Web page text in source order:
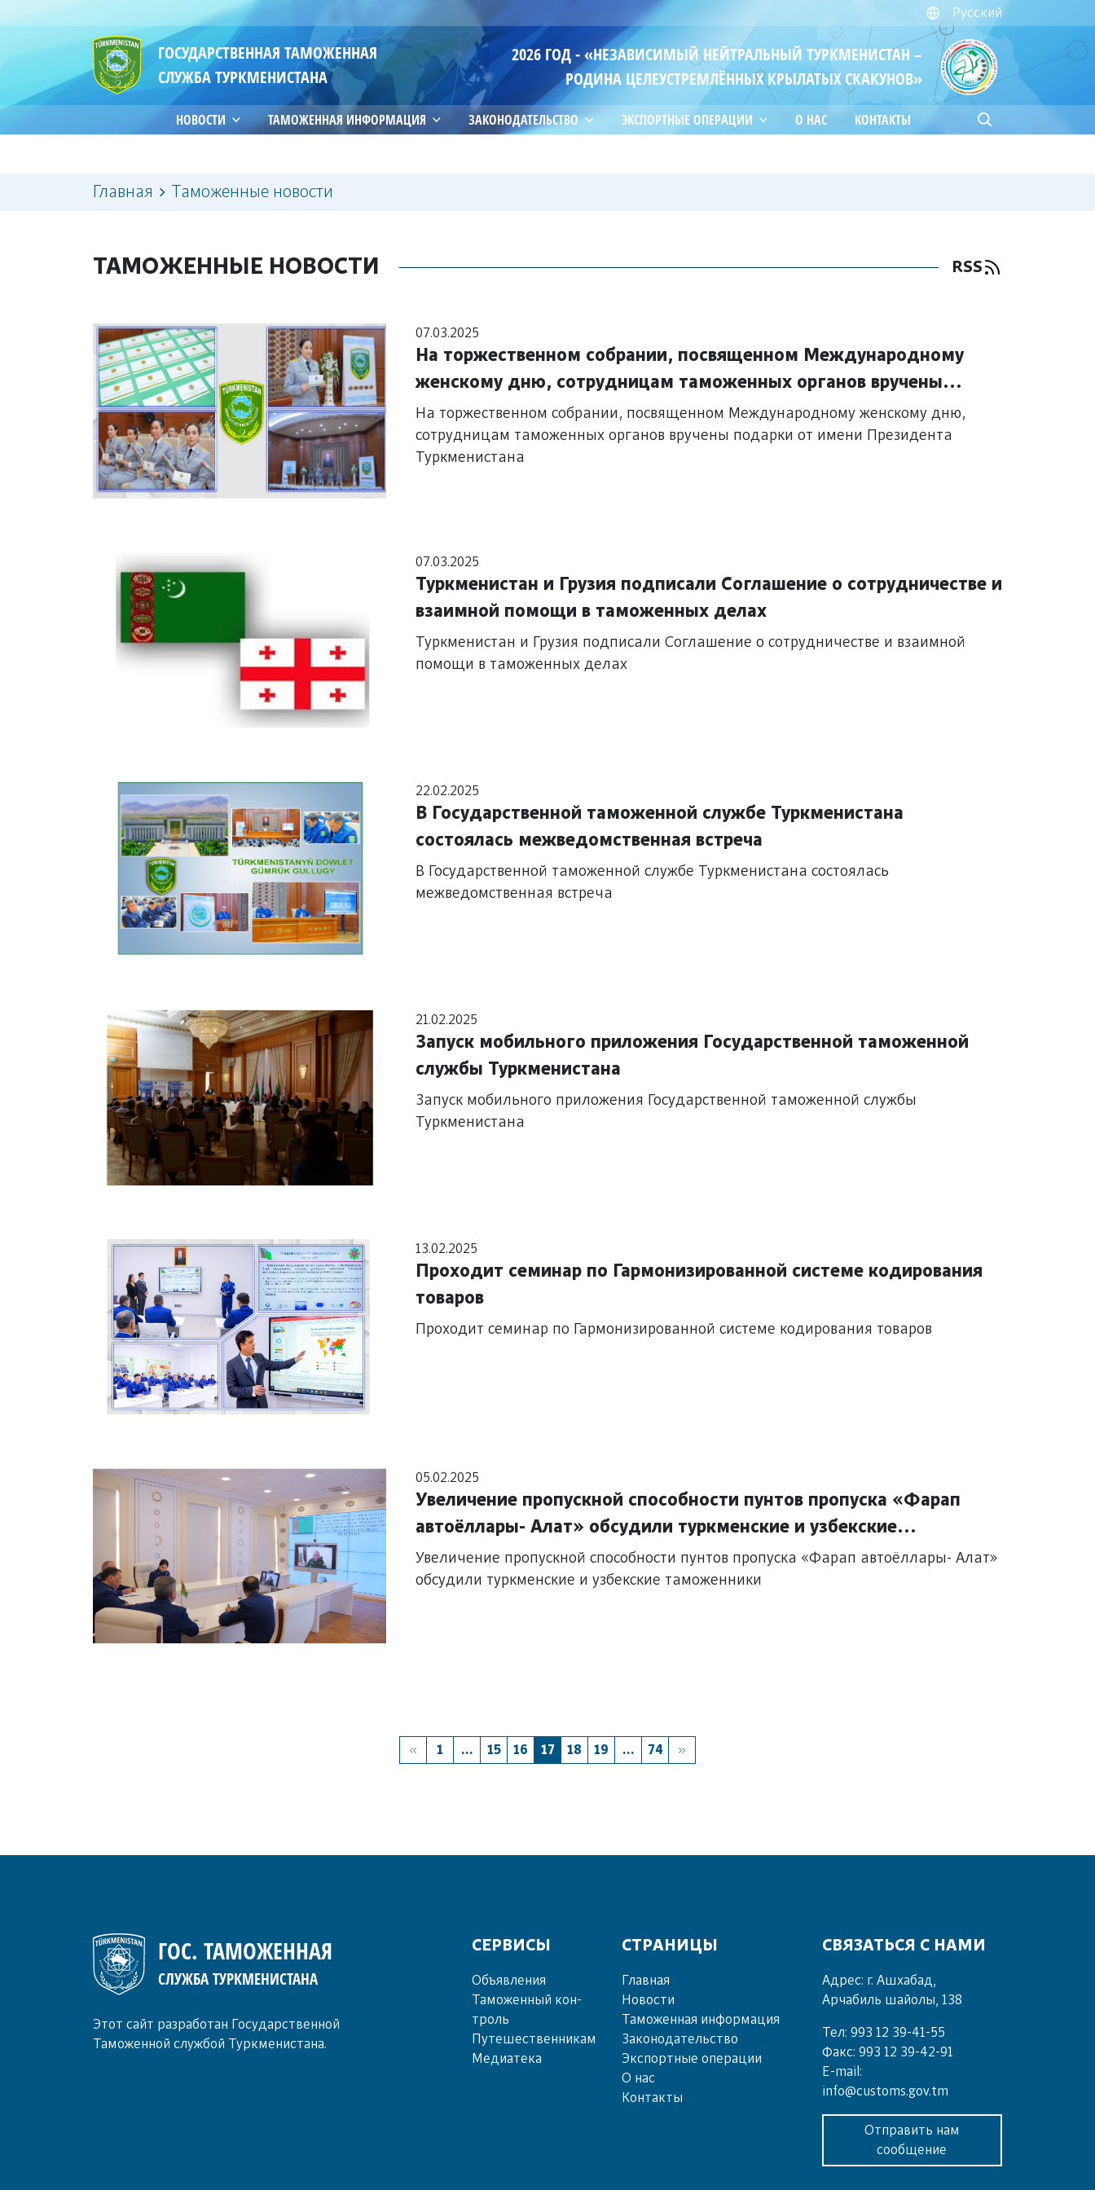
Русский
ГОСУДАРСТВЕННАЯ ТАМОЖЕННАЯ
СЛУЖБА ТУРКМЕНИСТАНА
2026 ГОД - «НЕЗАВИСИМЫЙ НЕЙТРАЛЬНЫЙ ТУРКМЕНИСТАН –
РОДИНА ЦЕЛЕУСТРЕМЛЁННЫХ КРЫЛАТЫХ СКАКУНОВ»
НОВОСТИ ТАМОЖЕННАЯ ИНФОРМАЦИЯ ЗАКОНОДАТЕЛЬСТВО ЭКСПОРТНЫЕ ОПЕРАЦИИ О НАС КОНТАКТЫ
Главная Таможенные новости
ТАМОЖЕННЫЕ НОВОСТИ RSS
07.03.2025
На торжественном собрании, посвященном Международному
женскому дню, сотрудницам таможенных органов вручены
подарки от имени Президента Туркменистана
На торжественном собрании, посвященном Международному женскому дню,
сотрудницам таможенных органов вручены подарки от имени Президента
Туркменистана
07.03.2025
Туркменистан и Грузия подписали Соглашение о сотрудничестве и
взаимной помощи в таможенных делах
Туркменистан и Грузия подписали Соглашение о сотрудничестве и взаимной
помощи в таможенных делах
22.02.2025
В Государственной таможенной службе Туркменистана
состоялась межведомственная встреча
В Государственной таможенной службе Туркменистана состоялась
межведомственная встреча
21.02.2025
Запуск мобильного приложения Государственной таможенной
службы Туркменистана
Запуск мобильного приложения Государственной таможенной службы
Туркменистана
13.02.2025
Проходит семинар по Гармонизированной системе кодирования
товаров
Проходит семинар по Гармонизированной системе кодирования товаров
05.02.2025
Увеличение пропускной способности пунтов пропуска «Фарап
автоёллары- Алат» обсудили туркменские и узбекские
таможенники
Увеличение пропускной способности пунтов пропуска «Фарап автоёллары- Алат»
обсудили туркменские и узбекские таможенники
1 ... 15 16 17 18 19 ... 74
ГОС. ТАМОЖЕННАЯ
СЛУЖБА ТУРКМЕНИСТАНА
Этот сайт разработан Государственной
Таможенной службой Туркменистана.
СЕРВИСЫ
Объ­яв­ле­ния
Та­мо­жен­ный кон­
троль
Пу­те­шест­вен­ни­кам
Ме­диа­те­ка
СТРАНИЦЫ
Главная
Новости
Таможенная информация
Законодательство
Экспортные операции
О нас
Контакты
СВЯЗАТЬСЯ С НАМИ
Адрес: г. Ашхабад,
Арчабиль шайолы, 138
Тел: 993 12 39-41-55
Факс: 993 12 39-42-91
E-mail:
info@customs.gov.tm
Отправить нам
сообщение